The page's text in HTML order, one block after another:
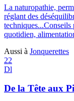
La naturopathie,
réglant des
techniques...Conseils
quotidien,
Aussi à Jonquerettes
22
Dl
De la Tête aux